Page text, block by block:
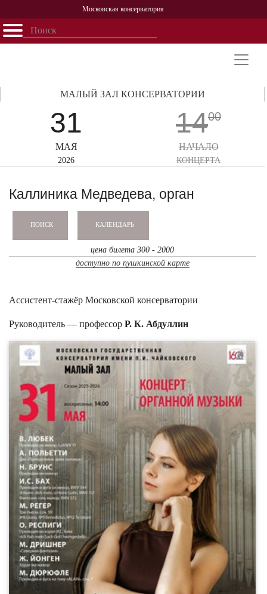
Московская консерватория
Открыть - закрыть
Персоналии
История
31
МАЯ
2026
МАЛЫЙ ЗАЛ КОНСЕРВАТОРИИ
1400
НАЧАЛО
КОНЦЕРТА
Каллиника Медведева, орган
ПОИСК КАЛЕНДАРЬ
цена билета 300 - 2000
доступно по пушкинской карте
Ассистент-стажёр Московской консерватории
Руководитель — профессор Р. К. Абдуллин